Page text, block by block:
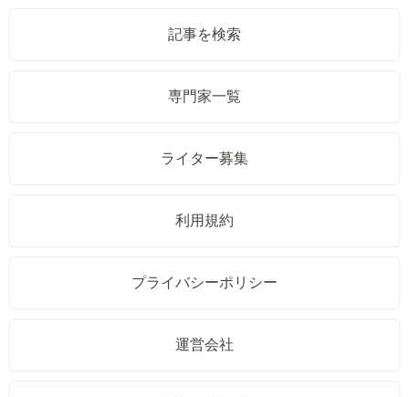
記事を検索
専門家一覧
ライター募集
利用規約
プライバシーポリシー
運営会社